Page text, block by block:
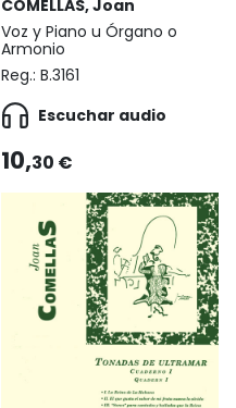
COMELLAS, Joan
Voz y Piano u Órgano o
Armonio
Reg.: B.3161
Escuchar audio
10,30 €